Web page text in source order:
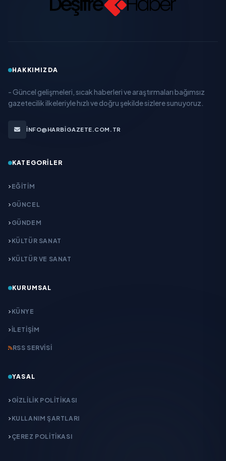
HAKKIMIZDA
- Güncel gelişmeleri, sıcak haberleri ve araştırmaları bağımsız
gazetecilik ilkeleriyle hızlı ve doğru şekilde sizlere sunuyoruz.
INFO@HARBIGAZETE.COM.TR
KATEGORILER
EĞITIM
GÜNCEL
GÜNDEM
KÜLTÜR SANAT
KÜLTÜR VE SANAT
KURUMSAL
KÜNYE
İLETIŞIM
RSS SERVISI
YASAL
GIZLILIK POLITIKASI
KULLANIM ŞARTLARI
ÇEREZ POLITIKASI